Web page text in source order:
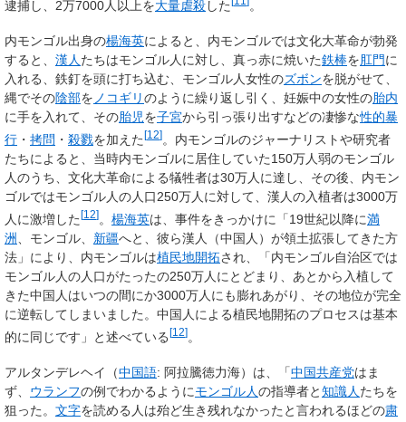
逮捕し、2万7000人以上を大量虐殺した 。
内モンゴル出身の楊海英によると、内モンゴルでは文化大革命が勃発
すると、 漢人たちはモンゴル人に対し、真っ赤に焼いた鉄棒を肛門に
入れる、鉄釘を頭に打ち込む、モンゴル人女性のズボンを脱がせて、
縄でその陰部を ノコギリのように繰り返し引く、妊娠中の女性の胎内
に手を入れて、その胎児を子宮から引っ張り出すなどの凄惨な性的暴
行 ・ 拷問 ・ 殺戮を加えた [12] 。内モンゴルのジャーナリストや研究者
たちによると、当時内モンゴルに居住していた150万人弱のモンゴル
人のうち、文化大革命による犠牲者は30万人に達し、その後、内モン
ゴルではモンゴル人の人口250万人に対して、漢人の入植者は3000万
人に激増した[12]。 楊海英は、事件をきっかけに「19世紀以降に満
洲 、モンゴル、 新疆へと、彼ら漢人（中国人）が領土拡張してきた方
法」により、内モンゴルは植民地開拓され、「内モンゴル自治区では
モンゴル人の人口がたったの250万人にとどまり、あとから入植して
きた中国人はいつの間にか3000万人にも膨れあがり、その地位が完全
に逆転してしまいました。中国人による植民地開拓のプロセスは基本
的に同じです」と述べている[12]。
アルタンデレヘイ（中国語: 阿拉騰徳力海）は、「中国共産党はま
ず、 ウランフの例でわかるようにモンゴル人の指導者と知識人 たちを
狙った。 文字を読める人は殆ど生き残れなかったと言われるほどの粛